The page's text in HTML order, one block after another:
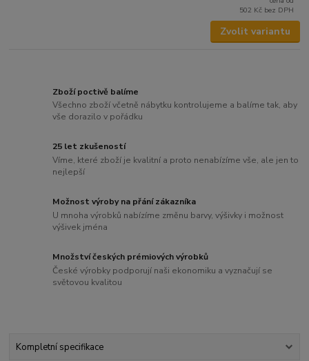
502 Kč bez DPH
Zvolit variantu
Zboží poctivě balíme
Všechno zboží včetně nábytku kontrolujeme a balíme tak, aby
vše dorazilo v pořádku
25 let zkušeností
Víme, které zboží je kvalitní a proto nenabízíme vše, ale jen to
nejlepší
Možnost výroby na přání zákazníka
U mnoha výrobků nabízíme změnu barvy, výšivky i možnost
výšivek jména
Množství českých prémiových výrobků
České výrobky podporují naši ekonomiku a vyznačují se
světovou kvalitou
Kompletní specifikace